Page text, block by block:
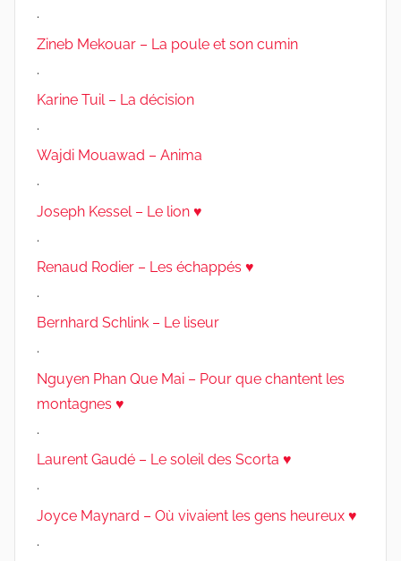
.
Zineb Mekouar – La poule et son cumin
.
Karine Tuil – La décision
.
Wajdi Mouawad – Anima
.
Joseph Kessel – Le lion ♥
.
Renaud Rodier – Les échappés ♥
.
Bernhard Schlink – Le liseur
.
Nguyen Phan Que Mai – Pour que chantent les
montagnes ♥
.
Laurent Gaudé – Le soleil des Scorta ♥
.
Joyce Maynard – Où vivaient les gens heureux ♥
.